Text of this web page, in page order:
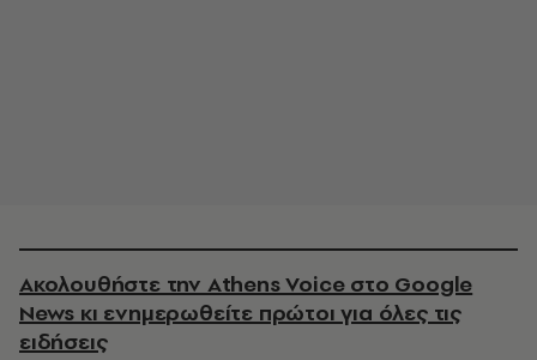
Ακολουθήστε την Athens Voice στο Google
News κι ενημερωθείτε πρώτοι για όλες τις
ειδήσεις